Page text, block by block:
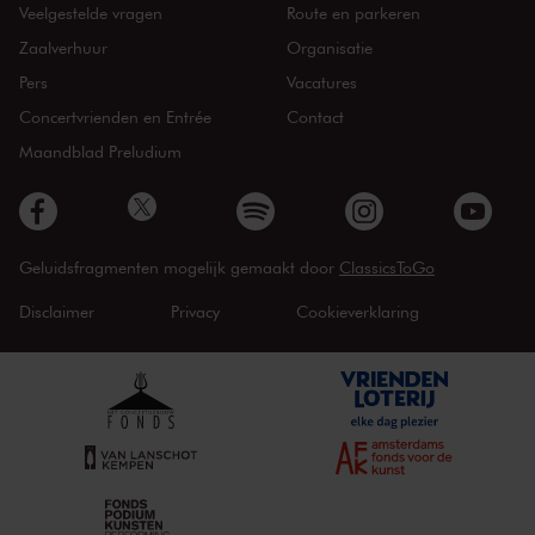
Veelgestelde vragen
Zaalverhuur
Pers
Concertvrienden en Entrée
Maandblad Preludium
Route en parkeren
Organisatie
Vacatures
Contact
Geluidsfragmenten mogelijk gemaakt door ClassicsToGo
Disclaimer Privacy Cookieverklaring